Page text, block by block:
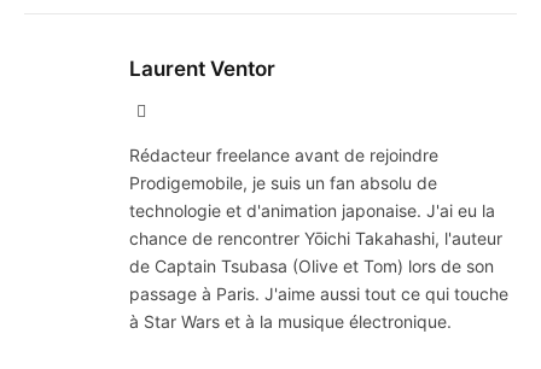
Laurent Ventor
Rédacteur freelance avant de rejoindre
Prodigemobile, je suis un fan absolu de
technologie et d'animation japonaise. J'ai eu la
chance de rencontrer Yōichi Takahashi, l'auteur
de Captain Tsubasa (Olive et Tom) lors de son
passage à Paris. J'aime aussi tout ce qui touche
à Star Wars et à la musique électronique.